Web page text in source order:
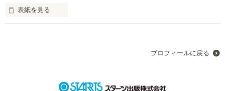
表紙を見る
プロフィールに戻る